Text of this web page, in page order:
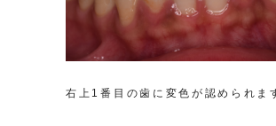
右上1番目の歯に変色が認められま